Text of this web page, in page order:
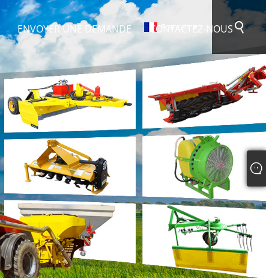
ENVOYER UNE DEMANDE CONTACTEZ-NOUS